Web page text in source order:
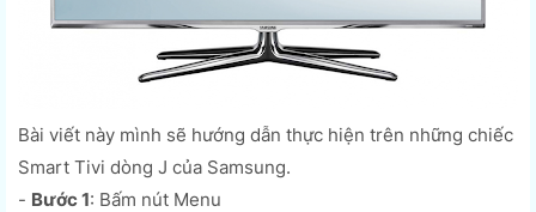
Bài viết này mình sẽ hướng dẫn thực hiện trên những chiếc
Smart Tivi dòng J của Samsung.
- Bước 1: Bấm nút Menu